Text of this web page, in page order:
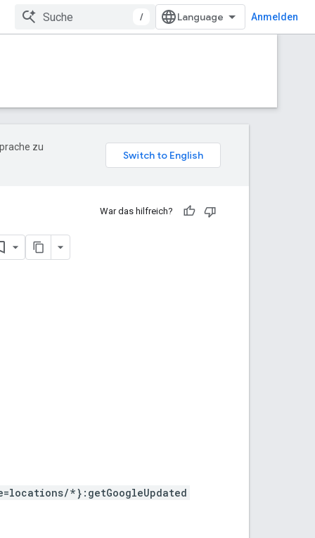
/ Anmelden
zu
War das hilfreich?
*}:getGoogleUpdated